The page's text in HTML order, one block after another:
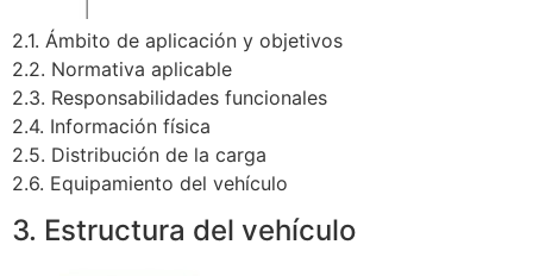
2.1. Ámbito de aplicación y objetivos
2.2. Normativa aplicable
2.3. Responsabilidades funcionales
2.4. Información física
2.5. Distribución de la carga
2.6. Equipamiento del vehículo
3. Estructura del vehículo